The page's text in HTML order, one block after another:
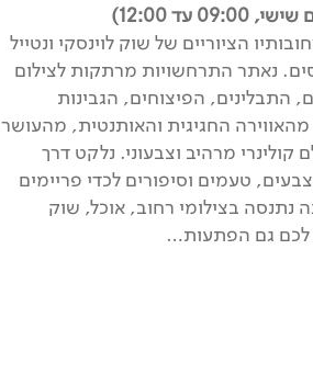
עד 12:00)
הציוריים של שוק לוינסקי ונטייל
נאתר התרחשויות מרתקות לצילום
התבלינים, הפיצוחים, הגבינות
החגיגית והאותנטית, מהעושר
קולינרי מרהיב וצבעוני. נלקט דרך
טעמים וסיפורים לכדי פריימים
נתנסה בצילומי רחוב, אוכל, שוק
לכם גם הפתעות…